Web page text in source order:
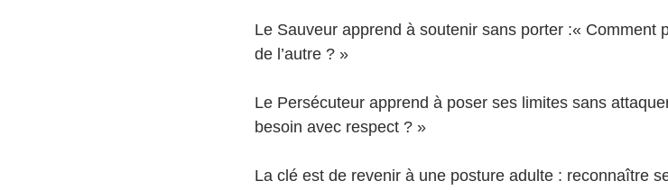
Le Sauveur apprend à soutenir sans porter :« Comment
de l’autre ? »
Le Persécuteur apprend à poser ses limites sans
besoin avec respect ? »
La clé est de revenir à une posture adulte : reconnaître